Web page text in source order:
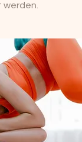
werden.